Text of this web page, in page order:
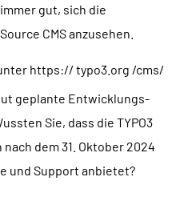
gut, sich die
CMS anzusehen.
https:// typo3.org /cms/
geplante Entwicklungs-
Sie, dass die TYPO3
nach dem 31. Oktober 2024
und Support anbietet?